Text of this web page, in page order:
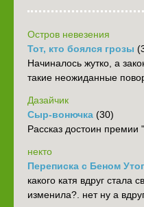
Остров невезения
Тот, кто боялся грозы
Начиналось жутко, а
такие неожиданные
Дазайчик
Сыр-вонючка (30)
Рассказ достоин премии
некто
Переписка с Беном
какого катя вдруг стала
изменила?. нет ну а